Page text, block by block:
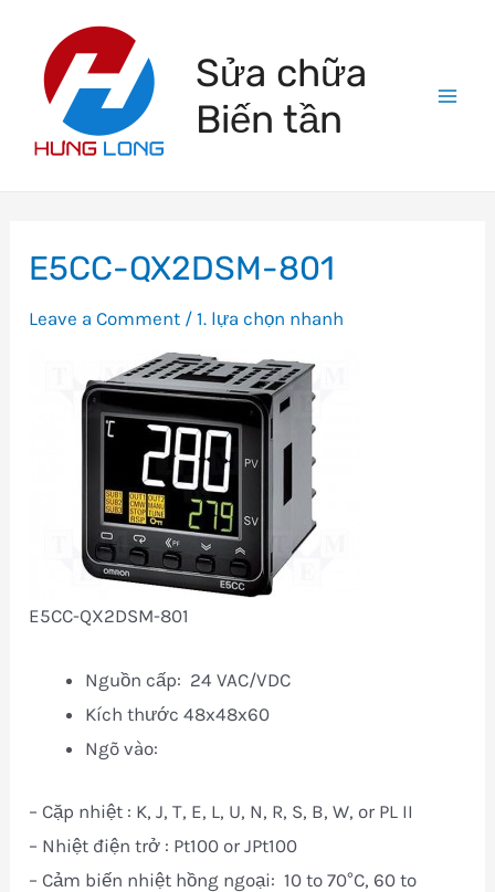
content
Sửa chữa
Biến tần
E5CC-QX2DSM-801
Leave a Comment /1. lựa chọn nhanh
E5CC-QX2DSM-801
Nguồn cấp: 24 VAC/VDC
Kích thước 48x48x60
Ngõ vào:
– Cặp nhiệt : K, J, T, E, L, U, N, R, S, B, W, or PL II
– Nhiệt điện trở : Pt100 or JPt100
– Cảm biến nhiệt hồng ngoại: 10 to 70°C, 60 to